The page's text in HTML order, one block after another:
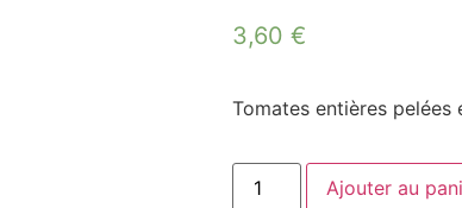
3,60 €
Tomates entières
Ajouter au